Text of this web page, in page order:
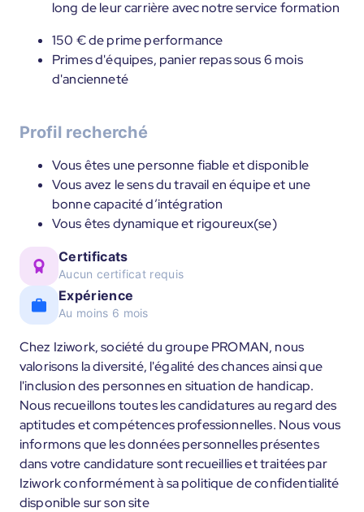
long de leur carrière avec notre service formation
150 € de prime performance
Primes d'équipes, panier repas sous 6 mois
d'ancienneté
Profil recherché
Vous êtes une personne fiable et disponible
Vous avez le sens du travail en équipe et une
bonne capacité d’intégration
Vous êtes dynamique et rigoureux(se)
Certificats
Aucun certificat requis
Expérience
Au moins 6 mois
Chez Iziwork, société du groupe PROMAN, nous
valorisons la diversité, l'égalité des chances ainsi que
l'inclusion des personnes en situation de handicap.
Nous recueillons toutes les candidatures au regard des
aptitudes et compétences professionnelles. Nous vous
informons que les données personnelles présentes
dans votre candidature sont recueillies et traitées par
Iziwork conformément à sa politique de confidentialité
disponible sur son site